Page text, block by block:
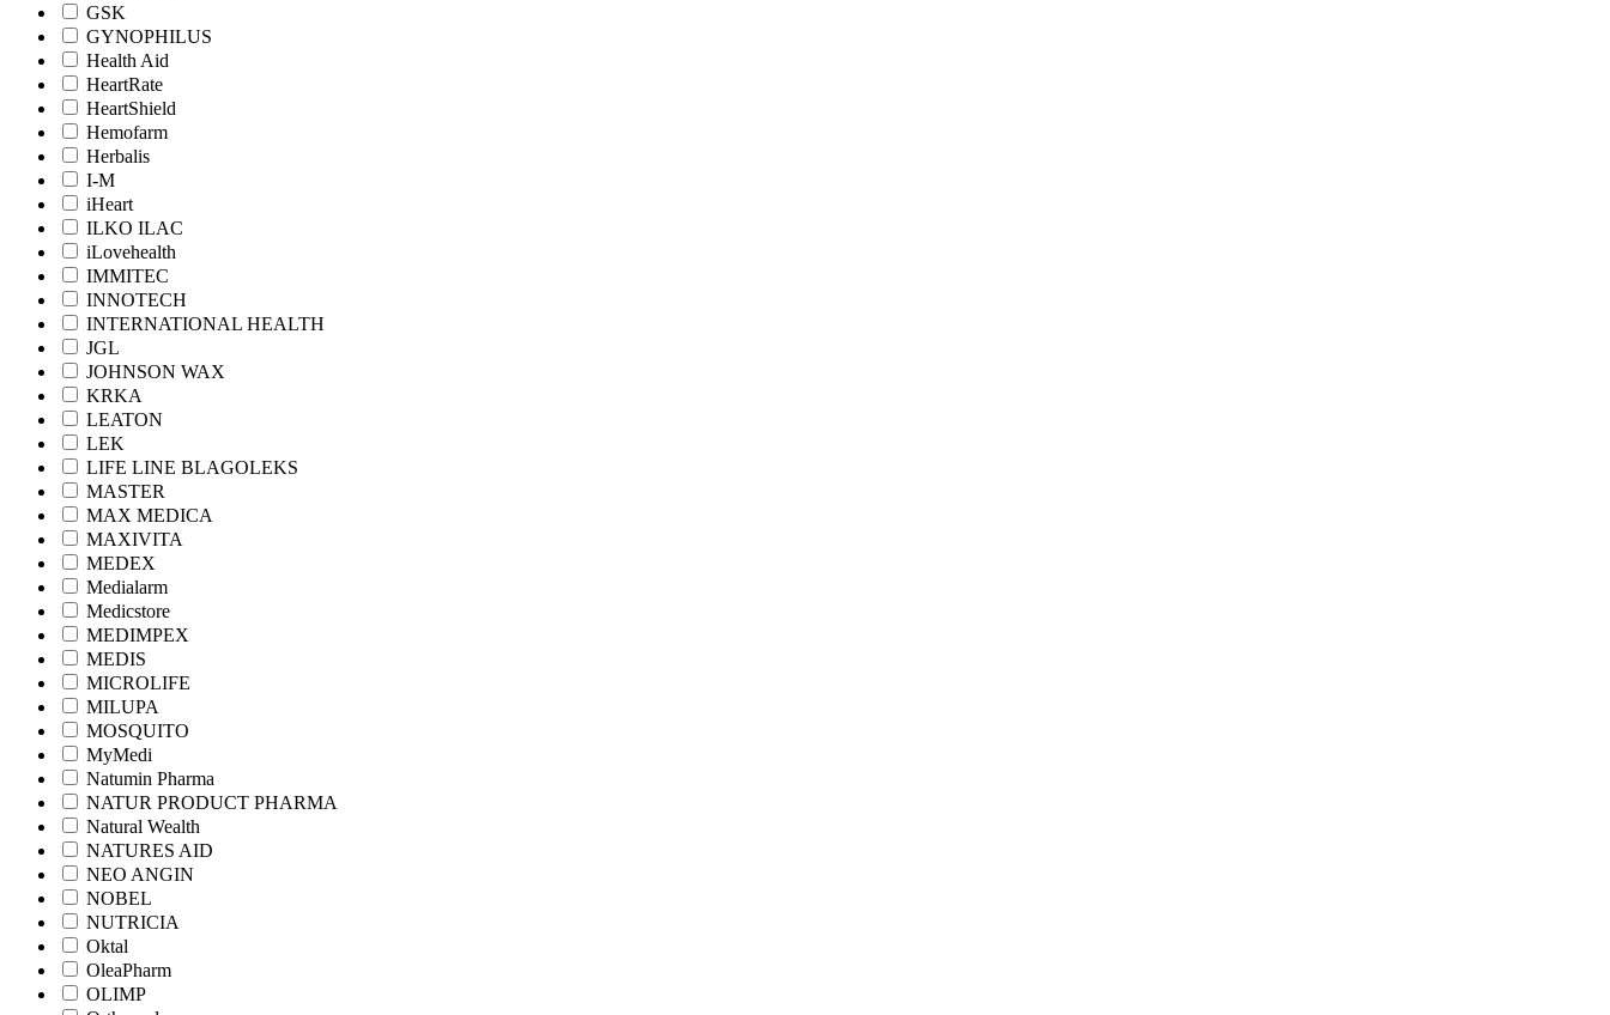
GSK
GYNOPHILUS
Health Aid
HeartRate
HeartShield
Hemofarm
Herbalis
I-M
iHeart
ILKO ILAC
iLovehealth
IMMITEC
INNOTECH
INTERNATIONAL HEALTH
JGL
JOHNSON WAX
KRKA
LEATON
LEK
LIFE LINE BLAGOLEKS
MASTER
MAX MEDICA
MAXIVITA
MEDEX
Medialarm
Medicstore
MEDIMPEX
MEDIS
MICROLIFE
MILUPA
MOSQUITO
MyMedi
Natumin Pharma
NATUR PRODUCT PHARMA
Natural Wealth
NATURES AID
NEO ANGIN
NOBEL
NUTRICIA
Oktal
OleaPharm
OLIMP